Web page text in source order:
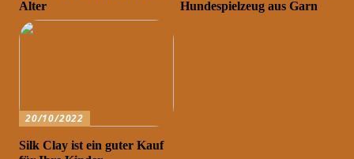
Alter
Hundespielzeug aus Garn
20/10/2022
Silk Clay ist ein guter Kauf